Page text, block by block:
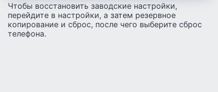
Чтобы восстановить заводские настройки,
перейдите в настройки, а затем резервное
копирование и сброс, после чего выберите сброс
телефона.